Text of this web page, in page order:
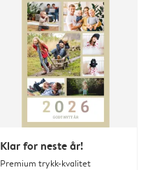
Klar for neste år!
Premium trykk-kvalitet